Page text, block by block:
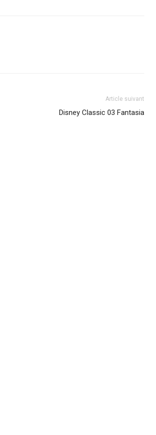
Article suivant
Disney Classic 03 Fantasia